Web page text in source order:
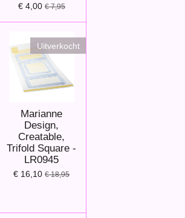
€ 4,00 € 7,95
Uitverkocht
Marianne
Design,
Creatable,
Trifold Square -
LR0945
€ 16,10 € 18,95